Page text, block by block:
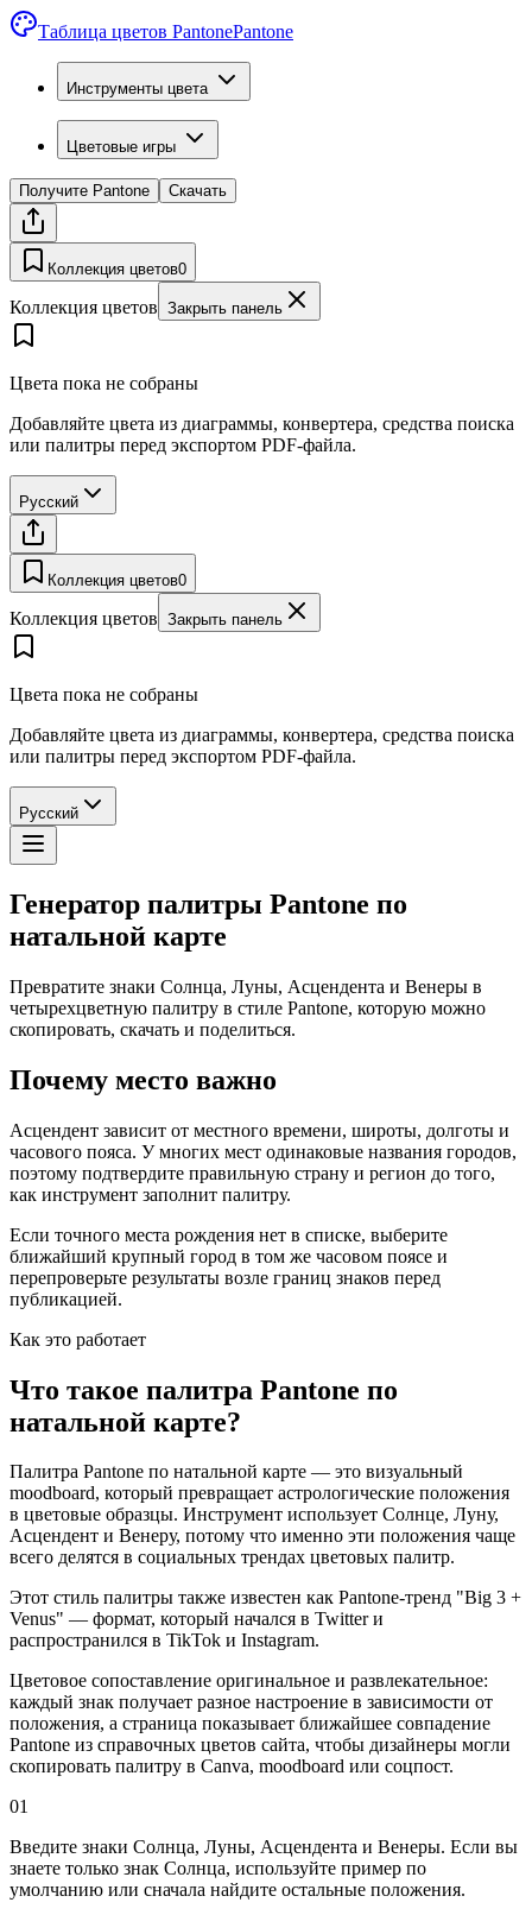
Таблица цветов PantonePantone
Инструменты цвета
Цветовые игры
Получите Pantone Скачать
Коллекция цветов0
Коллекция цветов Закрыть панель
Цвета пока не собраны
Добавляйте цвета из диаграммы, конвертера, средства поиска
или палитры перед экспортом PDF-файла.
Русский
Коллекция цветов0
Коллекция цветов Закрыть панель
Цвета пока не собраны
Добавляйте цвета из диаграммы, конвертера, средства поиска
или палитры перед экспортом PDF-файла.
Русский
Генератор палитры Pantone по
натальной карте
Превратите знаки Солнца, Луны, Асцендента и Венеры в
четырехцветную палитру в стиле Pantone, которую можно
скопировать, скачать и поделиться.
Почему место важно
Асцендент зависит от местного времени, широты, долготы и
часового пояса. У многих мест одинаковые названия городов,
поэтому подтвердите правильную страну и регион до того,
как инструмент заполнит палитру.
Если точного места рождения нет в списке, выберите
ближайший крупный город в том же часовом поясе и
перепроверьте результаты возле границ знаков перед
публикацией.
Как это работает
Что такое палитра Pantone по
натальной карте?
Палитра Pantone по натальной карте — это визуальный
moodboard, который превращает астрологические положения
в цветовые образцы. Инструмент использует Солнце, Луну,
Асцендент и Венеру, потому что именно эти положения чаще
всего делятся в социальных трендах цветовых палитр.
Этот стиль палитры также известен как Pantone-тренд "Big 3 +
Venus" — формат, который начался в Twitter и
распространился в TikTok и Instagram.
Цветовое сопоставление оригинальное и развлекательное:
каждый знак получает разное настроение в зависимости от
положения, а страница показывает ближайшее совпадение
Pantone из справочных цветов сайта, чтобы дизайнеры могли
скопировать палитру в Canva, moodboard или соцпост.
01
Введите знаки Солнца, Луны, Асцендента и Венеры. Если вы
знаете только знак Солнца, используйте пример по
умолчанию или сначала найдите остальные положения.